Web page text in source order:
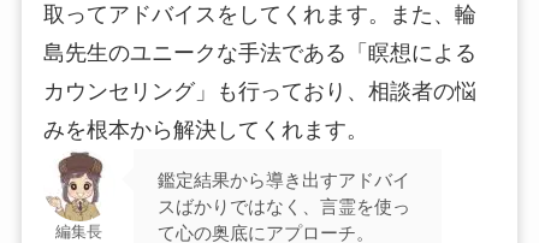
取ってアドバイスをしてくれます。また、輪
島先生のユニークな手法である「瞑想による
カウンセリング」も行っており、相談者の悩
みを根本から解決してくれます。
編集長
鑑定結果から導き出すアドバイ
スばかりではなく、言霊を使っ
て心の奥底にアプローチ。